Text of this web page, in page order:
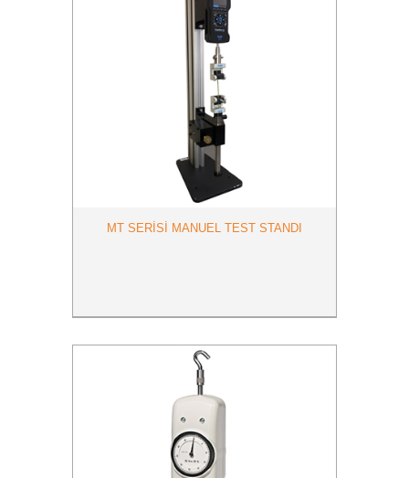
MT SERİSİ MANUEL TEST STANDI